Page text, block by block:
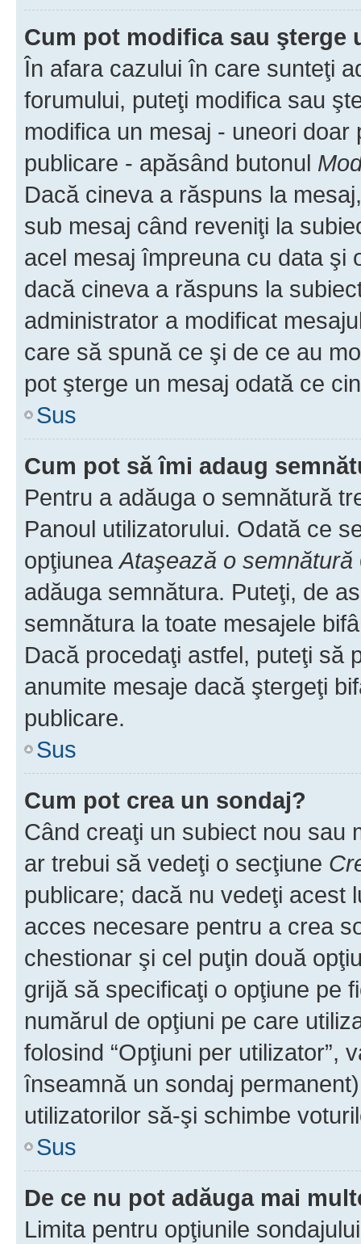
Cum pot modifica sau şterge
În afara cazului în care sunteţi
forumului, puteţi modifica sau
modifica un mesaj - uneori
publicare - apăsând butonul
Dacă cineva a răspuns la
sub mesaj când reveniţi la
acel mesaj împreuna cu data şi
dacă cineva a răspuns la
administrator a modificat
care să spună ce şi de ce au
pot şterge un mesaj odată ce
Sus
Cum pot să îmi adaug
Pentru a adăuga o semnătură
Panoul utilizatorului. Odată ce
opţiuneaAtaşează o semnătură
adăuga semnătura. Puteţi, de
semnătura la toate mesajele
Dacă procedaţi astfel, puteţi să
anumite mesaje dacă ştergeţi
publicare.
Sus
Cum pot crea un sondaj?
Când creaţi un subiect nou sau
ar trebui să vedeţi o secţiune
publicare; dacă nu vedeţi acest
acces necesare pentru a crea
chestionar şi cel puţin două
grijă să specificaţi o opţiune pe
numărul de opţiuni pe care
folosind “Opţiuni per utilizator”,
înseamnă un sondaj
utilizatorilor să-şi schimbe
Sus
De ce nu pot adăuga mai
Limita pentru opţiunile